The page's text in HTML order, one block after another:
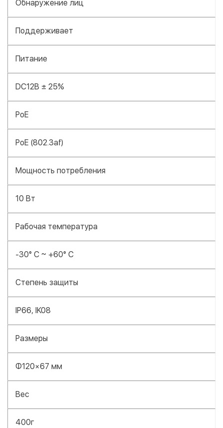
Обнаружение лиц
Поддерживает
Питание
DC12В ± 25%
PoE
PoE (802.3af)
Мощность потребления
10 Вт
Рабочая температура
-30° C ~ +60° C
Степень защиты
IP66, IK08
Размеры
Φ120×67 мм
Вес
400г